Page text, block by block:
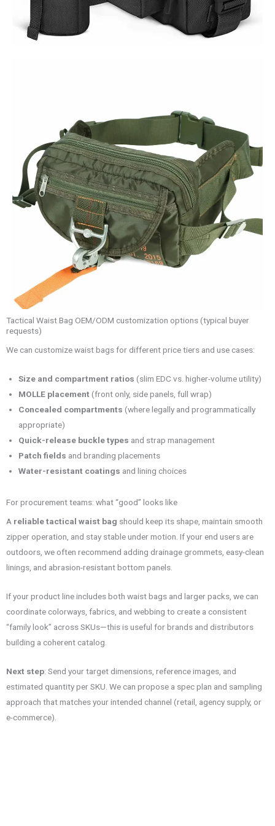
Tactical Waist Bag OEM/ODM customization options (typical buyer
requests)
We can customize waist bags for different price tiers and use cases:
Size and compartment ratios (slim EDC vs. higher-volume utility)
MOLLE placement (front only, side panels, full wrap)
Concealed compartments (where legally and programmatically
appropriate)
Quick-release buckle types and strap management
Patch fields and branding placements
Water-resistant coatings and lining choices
For procurement teams: what “good” looks like
A reliable tactical waist bag should keep its shape, maintain smooth
zipper operation, and stay stable under motion. If your end users are
outdoors, we often recommend adding drainage grommets, easy-clean
linings, and abrasion-resistant bottom panels.
If your product line includes both waist bags and larger packs, we can
coordinate colorways, fabrics, and webbing to create a consistent
“family look” across SKUs—this is useful for brands and distributors
building a coherent catalog.
Next step: Send your target dimensions, reference images, and
estimated quantity per SKU. We can propose a spec plan and sampling
approach that matches your intended channel (retail, agency supply, or
e-commerce).